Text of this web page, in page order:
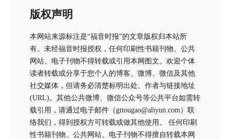
版权声明
本网站来源标注是“福音时报”的文章版权归本站所
有。未经福音时报授权，任何印刷性书籍刊物、公共
网站、电子刊物不得转载或引用本网图文。欢迎个体
读者转载或分享于您个人的博客、微博、微信及其他
社交媒体，但请务必清楚标明出处、作者与链接地址
(URL)。其他公共微博、微信公众号等公共平台如需转
载引用，请通过电子邮件（gttougao@aliyun.com）联
络我们，得到授权方可转载或做其他使用。 任何印刷
性书籍刊物、公共网站、电子刊物不得擅自转载本网